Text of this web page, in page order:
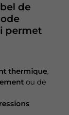
de
permet
thermique,
ou de